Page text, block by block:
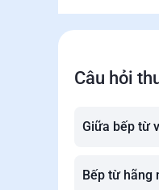
Câu hỏi
Giữa bếp từ
Bếp từ hãng